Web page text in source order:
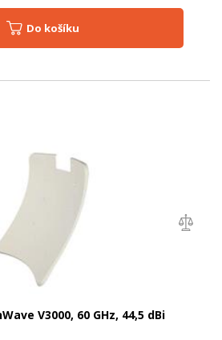
Do košíku
V3000, 60 GHz, 44,5 dBi